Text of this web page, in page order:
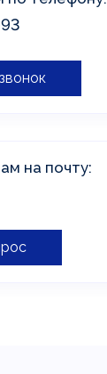
на почту: